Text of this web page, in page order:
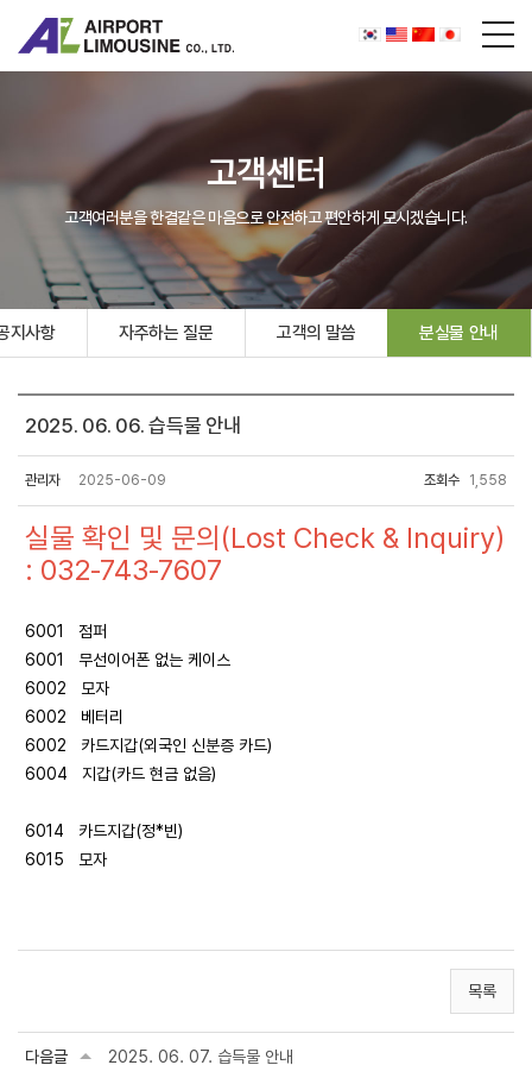
고객센터
고객여러분을 한결같은 마음으로 안전하고 편안하게 모시겠습니다.
지사항 자주하는 질문 고객의 말씀 분실물 안내
2025. 06. 06. 습득물 안내
관리자 2025-06-09 조회수 1,558
실물 확인 및 문의(Lost Check & Inquiry)
: 032-743-7607
6001 점퍼
6001 무선이어폰 없는 케이스
6002 모자
6002 베터리
6002 카드지갑(외국인 신분증 카드)
6004 지갑(카드 현금 없음)
6014 카드지갑(정*빈)
6015 모자
목록
다음글 2025. 06. 07. 습득물 안내